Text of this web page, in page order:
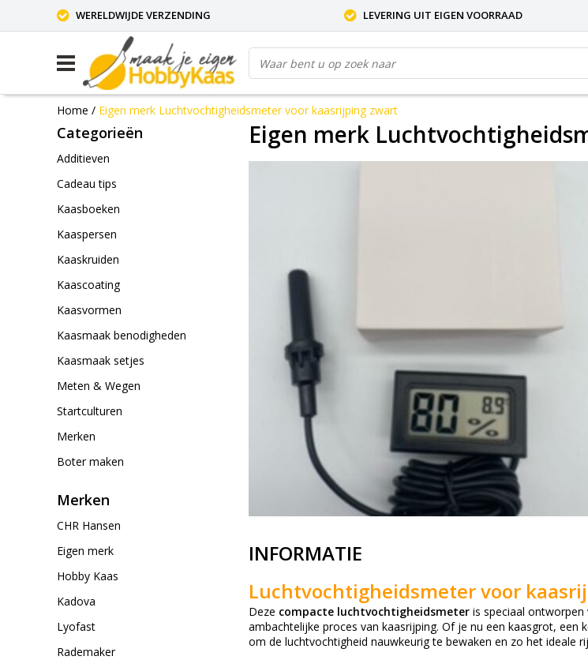
WERELDWIJDE VERZENDING LEVERING UIT EIGEN VOORRAAD
Home / Eigen merk Luchtvochtigheidsmeter voor kaasrijping zwart
Categorieën
Additieven
Cadeau tips
Kaasboeken
Kaaspersen
Kaaskruiden
Kaascoating
Kaasvormen
Kaasmaak benodigheden
Kaasmaak setjes
Meten & Wegen
Startculturen
Merken
Boter maken
Merken
CHR Hansen
Eigen merk
Hobby Kaas
Kadova
Lyofast
Rademaker
Eigen merk
INFORMATIE
Luchtvochtigheidsmeter voor
Deze compacte luchtvochtigheidsmeter is speciaal ontworpen
ambachtelijke proces van kaasrijping. Of je nu een kaasgrot,
om de luchtvochtigheid nauwkeurig te bewaken en zo het ideale